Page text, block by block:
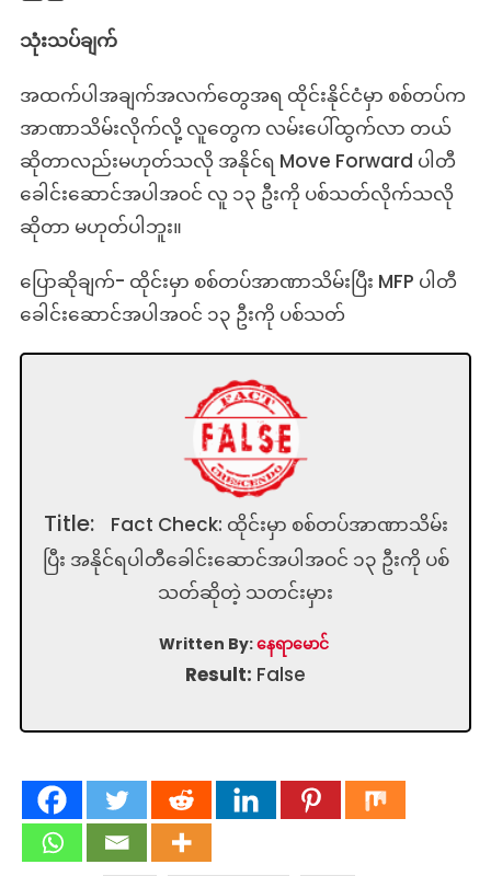
သုံးသပ်ချက်
အထက်ပါအချက်အလက်တွေအရ ထိုင်းနိုင်ငံမှာ စစ်တပ်က
အာဏာသိမ်းလိုက်လို့ လူတွေက လမ်းပေါ်ထွက်လာ တယ်
ဆိုတာလည်းမဟုတ်သလို အနိုင်ရ Move Forward ပါတီ
ခေါင်းဆောင်အပါအဝင် လူ ၁၃ ဦးကို ပစ်သတ်လိုက်သလို
ဆိုတာ မဟုတ်ပါဘူး။
ပြောဆိုချက်- ထိုင်းမှာ စစ်တပ်အာဏာသိမ်းပြီး MFP ပါတီ
ခေါင်းဆောင်အပါအဝင် ၁၃ ဦးကို ပစ်သတ်
Title:
Fact Check: ထိုင်းမှာ စစ်တပ်အာဏာသိမ်း
ပြီး အနိုင်ရပါတီခေါင်းဆောင်အပါအဝင် ၁၃ ဦးကို ပစ်
သတ်ဆိုတဲ့ သတင်းမှား
Written By:နေရာမောင်
Result: False